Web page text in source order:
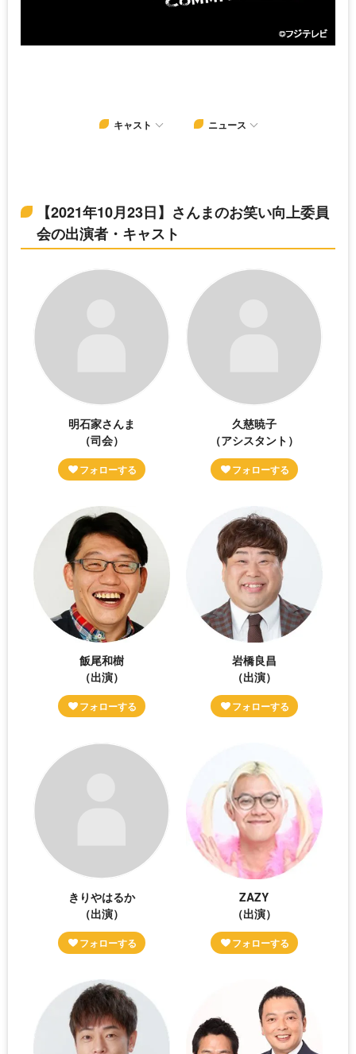
キャスト ニュース
【2021年10月23日】さんまのお笑い向上委員
会の出演者・キャスト
明石家さんま
（司会）
久慈暁子
（アシスタント）
飯尾和樹
（出演）
岩橋良昌
（出演）
きりやはるか
（出演）
ZAZY
（出演）